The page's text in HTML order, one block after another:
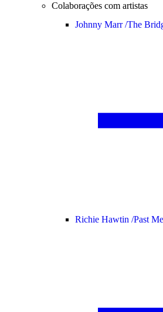
Colaborações com artistas
Johnny Marr /The
Richie Hawtin /Past